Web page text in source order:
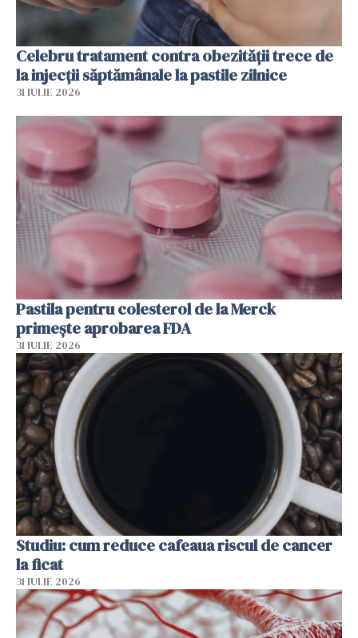
Celebru tratament contra obezității trece de
la injecții săptămânale la pastile zilnice
31 IULIE 2026
Pastila pentru colesterol de la Merck
primește aprobarea FDA
31 IULIE 2026
Studiu: cum reduce cafeaua riscul de cancer
la ficat
31 IULIE 2026